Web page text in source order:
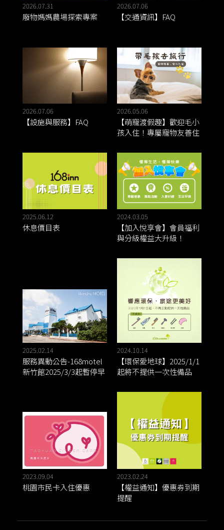
2026.07.31
廢物媽媽農場探索專案
2026.07.06
【交通資訊】FAQ
2026.07.06
【設施與服務】FAQ
2026.05.06
【萌寵渡假趣】歡迎毛小
孩入住！專屬寵物友善住
2025.06.12
休息價目表
2024.03.05
【加入悅享會】會員福利
與分級權益大升級！
2025.02.14
服務異動公告-168motel
新竹館2025/3/3起暫停早
2024.10.14
【環保愛地球】2025/1/1
起將不提供一次性備品
2023.09.04
桃園市民卡入住優惠
2023.02.24
【權益通知】優惠券到期
提醒